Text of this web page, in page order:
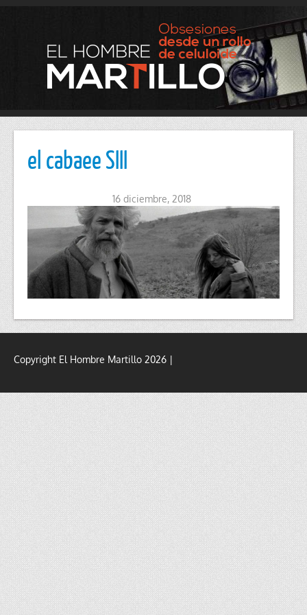
el cabaee SIII
16 diciembre, 2018
Copyright El Hombre Martillo 2026 |